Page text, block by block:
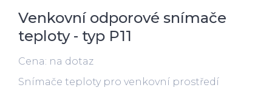
Venkovní odporové snímače
teploty - typ P11
Cena: na dotaz
Snímače teploty pro venkovní prostředí